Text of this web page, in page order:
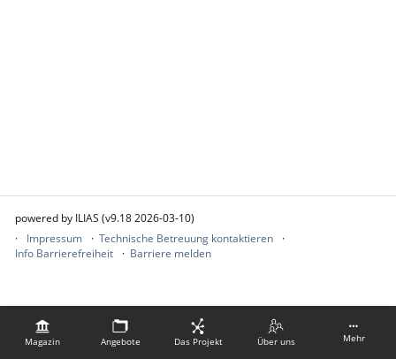
Magazin Angebote Das Projekt Über uns Mehr
powered by ILIAS (v9.18 2026-03-10)
Impressum
Technische Betreuung kontaktieren
Info Barrierefreiheit
Barriere melden